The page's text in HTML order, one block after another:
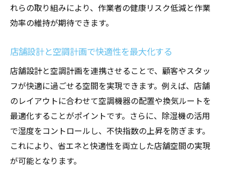
れらの取り組みにより、作業者の健康リスク低減と作業
効率の維持が期待できます。
店舗設計と空調計画で快適性を最大化する
店舗設計と空調計画を連携させることで、顧客やスタッ
フが快適に過ごせる空間を実現できます。例えば、店舗
のレイアウトに合わせて空調機器の配置や換気ルートを
最適化することがポイントです。さらに、除湿機の活用
で湿度をコントロールし、不快指数の上昇を防ぎます。
これにより、省エネと快適性を両立した店舗空間の実現
が可能となります。